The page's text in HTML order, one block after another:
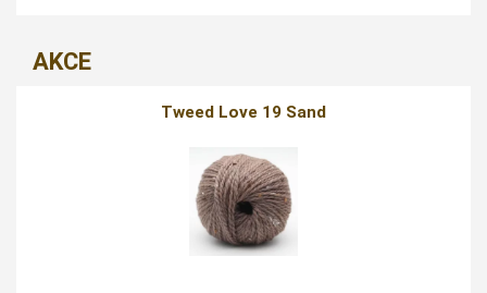
AKCE
Tweed Love 19 Sand